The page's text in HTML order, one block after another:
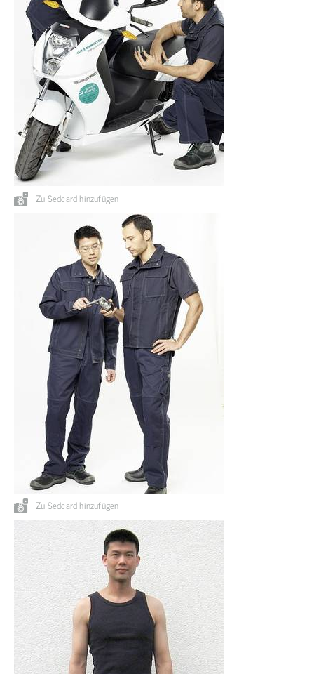
Zu Sedcard hinzufügen
Zu Sedcard hinzufügen